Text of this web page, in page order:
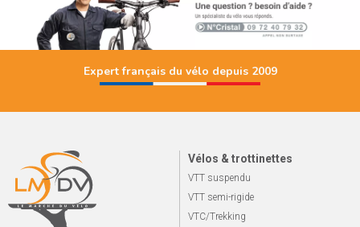
Expert français du vélo depuis 2009
Vélos & trottinettes
VTT suspendu
VTT semi-rigide
VTC/Trekking